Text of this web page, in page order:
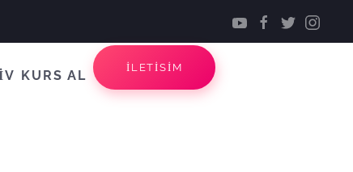
KURS AL
İLETİSİM